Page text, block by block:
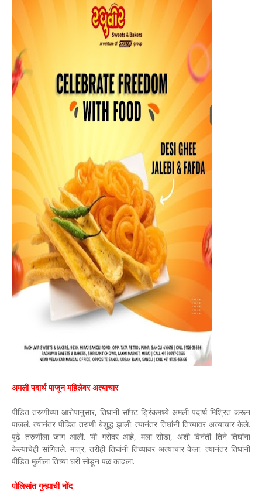
अमली पदार्थ पाजून महिलेवर अत्याचार
पीडित तरुणीच्या आरोपानुसार, तिघांनी सॉफ्ट ड्रिंकमध्ये अमली पदार्थ मिश्रित करून
पाजलं. त्यानंतर पीडित तरुणी बेशुद्ध झाली. त्यानंतर तिघांनी तिच्यावर अत्याचार केले.
पुढे तरुणीला जाग आली. 'मी गरोदर आहे, मला सोडा, अशी विनंती तिने तिघांना
केल्याचेही सांगितले. मात्र, तरीही तिघांनी तिच्यावर अत्याचार केला. त्यानंतर तिघांनी
पीडित मुलीला तिच्या घरी सोडून पळ काढला.
पोलिसांत गुन्ह्याची नोंद